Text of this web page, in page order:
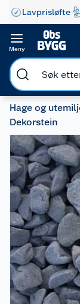
Lavprisløfte
Meny
Hage og
Dekorstein